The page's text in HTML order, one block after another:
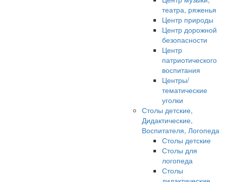
театра, ряженья
Центр природы
Центр дорожной
безопасности
Центр
патриотического
воспитания
Центры/
тематические
уголки
Столы детские,
Дидактические,
Воспитателя, Логопеда
Столы детские
Столы для
логопеда
Столы